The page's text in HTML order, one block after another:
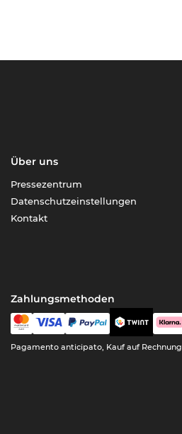
Über uns
Pressezentrum
Datenschutzeinstellungen
Kontakt
Zahlungsmethoden
Pagamento anticipato, Kauf auf Rechnung